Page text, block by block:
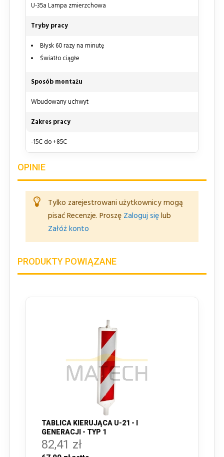
U-35a Lampa zmierzchowa
Tryby pracy
Błysk 60 razy na minutę
Światło ciągłe
Sposób montażu
Wbudowany uchwyt
Zakres pracy
-15C do +85C
OPINIE
Tylko zarejestrowani użytkownicy mogą
pisać Recenzje. Proszę Zaloguj sięlub
Załóż konto
PRODUKTY POWIĄZANE
TABLICA KIERUJĄCA U-21 - I
GENERACJI - TYP 1
82,41 zł